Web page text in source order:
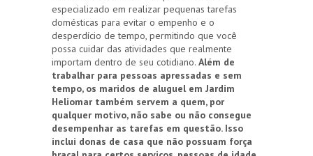
especializado em realizar pequenas tarefas
domésticas para evitar o empenho e o
desperdício de tempo, permitindo que você
possa cuidar das atividades que realmente
importam dentro de seu cotidiano. Além de
trabalhar para pessoas apressadas e sem
tempo, os maridos de aluguel em Jardim
Heliomar também servem a quem, por
qualquer motivo, não sabe ou não consegue
desempenhar as tarefas em questão. Isso
inclui donas de casa que não possuam força